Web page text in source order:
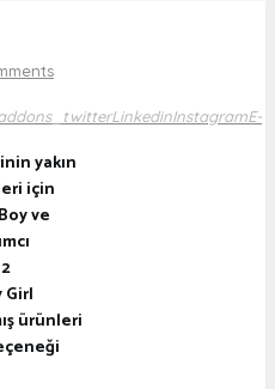
LinkedinInstagramE-
yakın
için
ve
Girl
ürünleri